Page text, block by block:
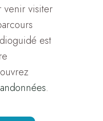
venir visiter
est
.